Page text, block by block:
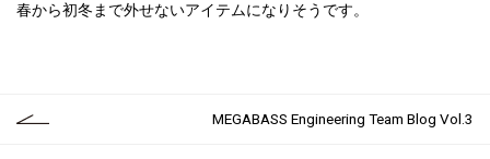
春から初冬まで外せないアイテムになりそうです。
MEGABASS Engineering Team Blog Vol.3